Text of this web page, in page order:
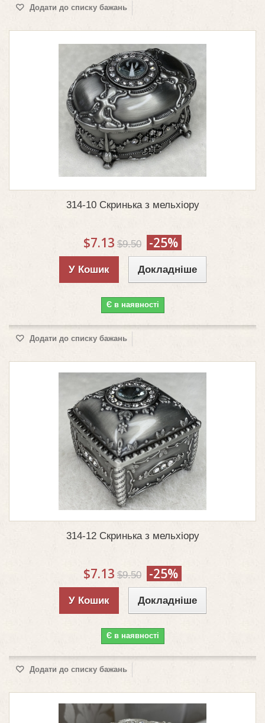
Додати до списку бажань
314-10 Скринька з мельхіору
$7.13 $9.50 -25%
У Кошик Докладніше
Є в наявності
Додати до списку бажань
314-12 Скринька з мельхіору
$7.13 $9.50 -25%
У Кошик Докладніше
Є в наявності
Додати до списку бажань